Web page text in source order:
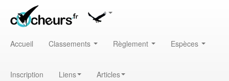
Accueil Classements Règlement Espèces
Inscription Liens Articles